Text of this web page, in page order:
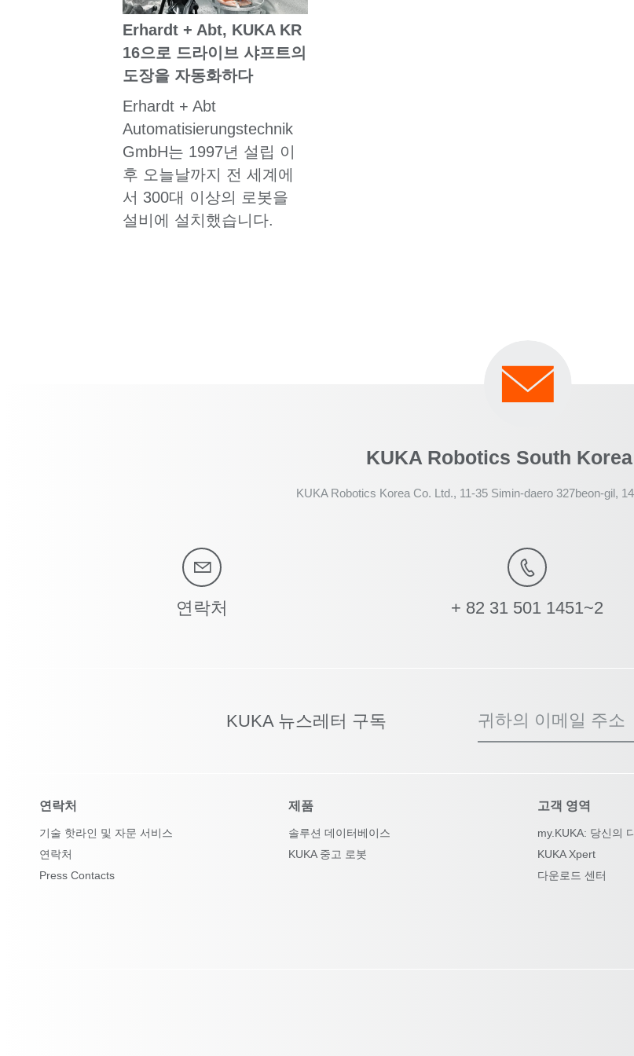
Erhardt + Abt, KUKA KR
16으로 드라이브 샤프트의
도장을 자동화하다
Erhardt + Abt
Automatisierungstechnik
GmbH는 1997년 설립 이
후 오늘날까지 전 세계에
서 300대 이상의 로봇을
설비에 설치했습니다.
KUKA Robotics South
KUKA Robotics Korea Co. Ltd., 11-35 Simin-daero 327beon-gil,
연락처 + 82 31 501 1451~2
KUKA 뉴스레터 구독 귀하의 이메일 주소
연락처
기술 핫라인 및 자문 서비스
연락처
Press Contacts
제품
솔루션 데이터베이스
KUKA 중고 로봇
고객 영역
my.KUKA: 당신의
KUKA Xpert
다운로드 센터